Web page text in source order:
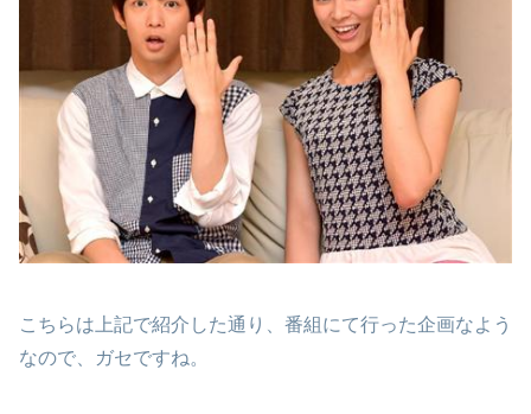
こちらは上記で紹介した通り、番組にて行った企画なよう
なので、ガセですね。